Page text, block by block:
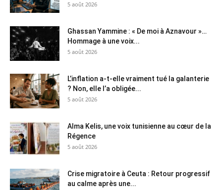
5 août 2026
Ghassan Yammine : « De moi à Aznavour »…
Hommage à une voix...
5 août 2026
L’inflation a-t-elle vraiment tué la galanterie
? Non, elle l’a obligée...
5 août 2026
Alma Kelis, une voix tunisienne au cœur de la
Régence
5 août 2026
Crise migratoire à Ceuta : Retour progressif
au calme après une...